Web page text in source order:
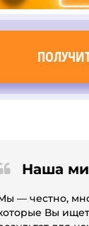
Наша
— честно,
Вы